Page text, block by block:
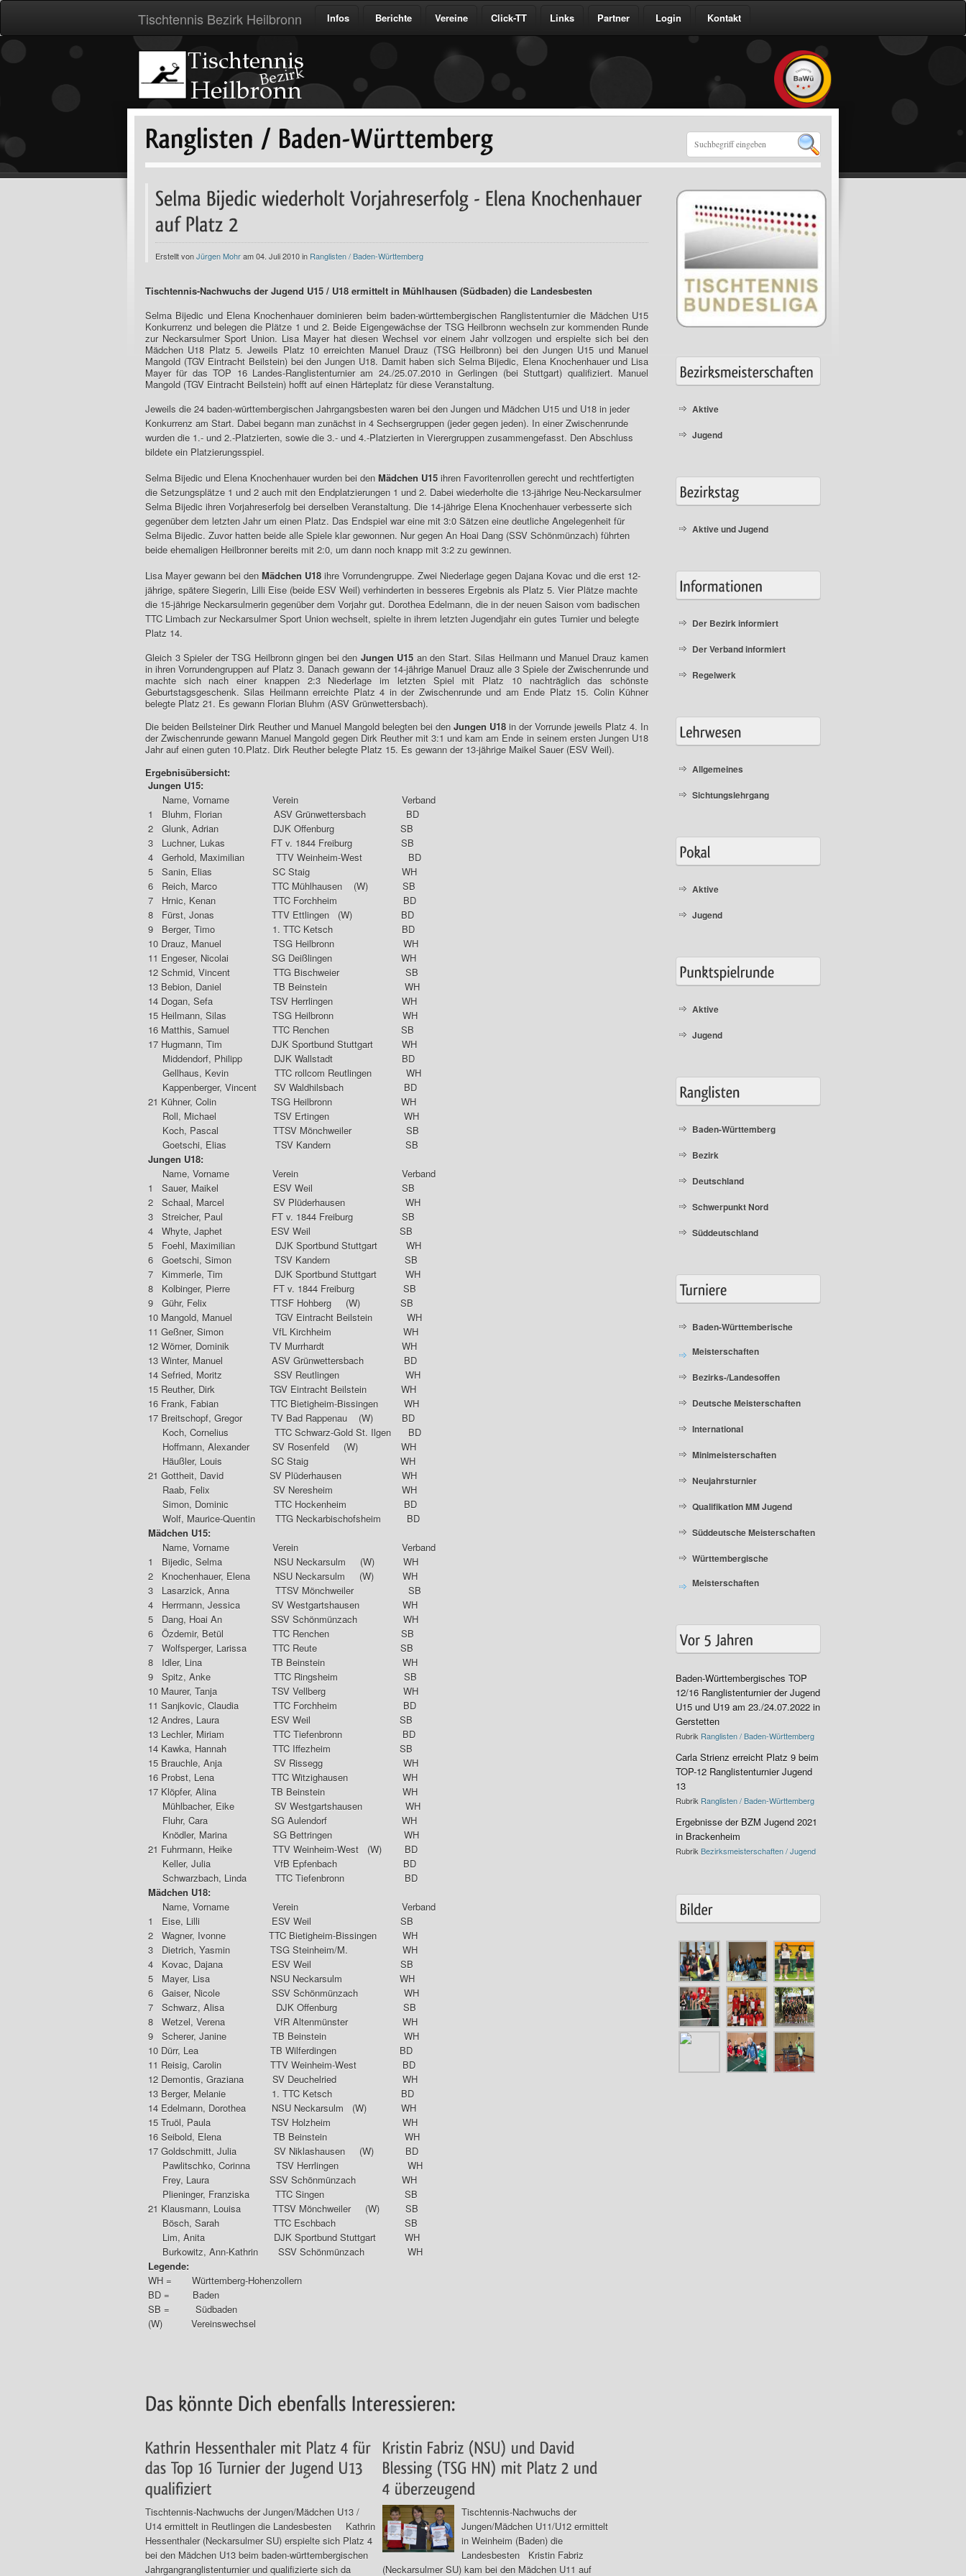
Tischtennis Bezirk Heilbronn Infos Berichte Vereine Click-TT Links Partner Login Kontakt
Erstellt vonJürgen Mohram 04. Juli 2010 in Ranglisten / Baden-Württemberg
Tischtennis-Nachwuchs der Jugend U15 / U18 ermittelt in Mühlhausen (Südbaden) die Landesbesten
Selma Bijedic und Elena Knochenhauer dominieren beim baden-württembergischen Ranglistenturnier die Mädchen U15
Konkurrenz und belegen die Plätze 1 und 2. Beide Eigengewächse der TSG Heilbronn wechseln zur kommenden Runde
zur Neckarsulmer Sport Union. Lisa Mayer hat diesen Wechsel vor einem Jahr vollzogen und erspielte sich bei den
Mädchen U18 Platz 5. Jeweils Platz 10 erreichten Manuel Drauz (TSG Heilbronn) bei den Jungen U15 und Manuel
Mangold (TGV Eintracht Beilstein) bei den Jungen U18. Damit haben sich Selma Bijedic, Elena Knochenhauer und Lisa
Mayer für das TOP 16 Landes-Ranglistenturnier am 24./25.07.2010 in Gerlingen (bei Stuttgart) qualifiziert. Manuel
Mangold (TGV Eintracht Beilstein) hofft auf einen Härteplatz für diese Veranstaltung.
Jeweils die 24 baden-württembergischen Jahrgangsbesten waren bei den Jungen und Mädchen U15 und U18 in jeder
Konkurrenz am Start. Dabei begann man zunächst in 4 Sechsergruppen (jeder gegen jeden). In einer Zwischenrunde
wurden die 1.- und 2.-Platzierten, sowie die 3.- und 4.-Platzierten in Vierergruppen zusammengefasst. Den Abschluss
bildete ein Platzierungsspiel.
Selma Bijedic und Elena Knochenhauer wurden bei den Mädchen U15 ihren Favoritenrollen gerecht und rechtfertigten
die Setzungsplätze 1 und 2 auch mit den Endplatzierungen 1 und 2. Dabei wiederholte die 13-jährige Neu-Neckarsulmer
Selma Bijedic ihren Vorjahreserfolg bei derselben Veranstaltung. Die 14-jährige Elena Knochenhauer verbesserte sich
gegenüber dem letzten Jahr um einen Platz. Das Endspiel war eine mit 3:0 Sätzen eine deutliche Angelegenheit für
Selma Bijedic. Zuvor hatten beide alle Spiele klar gewonnen. Nur gegen An Hoai Dang (SSV Schönmünzach) führten
beide ehemaligen Heilbronner bereits mit 2:0, um dann noch knapp mit 3:2 zu gewinnen.
Lisa Mayer gewann bei den Mädchen U18 ihre Vorrundengruppe. Zwei Niederlage gegen Dajana Kovac und die erst 12-
jährige, spätere Siegerin, Lilli Eise (beide ESV Weil) verhinderten in besseres Ergebnis als Platz 5. Vier Plätze machte
die 15-jährige Neckarsulmerin gegenüber dem Vorjahr gut. Dorothea Edelmann, die in der neuen Saison vom badischen
TTC Limbach zur Neckarsulmer Sport Union wechselt, spielte in ihrem letzten Jugendjahr ein gutes Turnier und belegte
Platz 14.
Gleich 3 Spieler der TSG Heilbronn gingen bei den Jungen U15 an den Start. Silas Heilmann und Manuel Drauz kamen
in ihren Vorrundengruppen auf Platz 3. Danach gewann der 14-jährige Manuel Drauz alle 3 Spiele der Zwischenrunde und
machte sich nach einer knappen 2:3 Niederlage im letzten Spiel mit Platz 10 nachträglich das schönste
Geburtstagsgeschenk. Silas Heilmann erreichte Platz 4 in der Zwischenrunde und am Ende Platz 15. Colin Kühner
belegte Platz 21. Es gewann Florian Bluhm (ASV Grünwettersbach).
Die beiden Beilsteiner Dirk Reuther und Manuel Mangold belegten bei den Jungen U18 in der Vorrunde jeweils Platz 4. In
der Zwischenrunde gewann Manuel Mangold gegen Dirk Reuther mit 3:1 und kam am Ende in seinem ersten Jungen U18
Jahr auf einen guten 10.Platz. Dirk Reuther belegte Platz 15. Es gewann der 13-jährige Maikel Sauer (ESV Weil).
Ergebnisübersicht:
Jungen U15:
Name, Vorname Verein Verband
1 Bluhm, Florian ASV Grünwettersbach BD
2 Glunk, Adrian DJK Offenburg SB
3 Luchner, Lukas FT v. 1844 Freiburg SB
4 Gerhold, Maximilian TTV Weinheim-West BD
5 Sanin, Elias SC Staig WH
6 Reich, Marco TTC Mühlhausen (W) SB
7 Hrnic, Kenan TTC Forchheim BD
8 Fürst, Jonas TTV Ettlingen (W) BD
9 Berger, Timo 1. TTC Ketsch BD
10 Drauz, Manuel TSG Heilbronn WH
11 Engeser, Nicolai SG Deißlingen WH
12 Schmid, Vincent TTG Bischweier SB
13 Bebion, Daniel TB Beinstein WH
14 Dogan, Sefa TSV Herrlingen WH
15 Heilmann, Silas TSG Heilbronn WH
16 Matthis, Samuel TTC Renchen SB
17 Hugmann, Tim DJK Sportbund Stuttgart WH
Middendorf, Philipp DJK Wallstadt BD
Gellhaus, Kevin TTC rollcom Reutlingen WH
Kappenberger, Vincent SV Waldhilsbach BD
21 Kühner, Colin TSG Heilbronn WH
Roll, Michael TSV Ertingen WH
Koch, Pascal TTSV Mönchweiler SB
Goetschi, Elias TSV Kandern SB
Jungen U18:
Name, Vorname Verein Verband
1 Sauer, Maikel ESV Weil SB
2 Schaal, Marcel SV Plüderhausen WH
3 Streicher, Paul FT v. 1844 Freiburg SB
4 Whyte, Japhet ESV Weil SB
5 Foehl, Maximilian DJK Sportbund Stuttgart WH
6 Goetschi, Simon TSV Kandern SB
7 Kimmerle, Tim DJK Sportbund Stuttgart WH
8 Kolbinger, Pierre FT v. 1844 Freiburg SB
9 Gühr, Felix TTSF Hohberg (W) SB
10 Mangold, Manuel TGV Eintracht Beilstein WH
11 Geßner, Simon VfL Kirchheim WH
12 Wörner, Dominik TV Murrhardt WH
13 Winter, Manuel ASV Grünwettersbach BD
14 Sefried, Moritz SSV Reutlingen WH
15 Reuther, Dirk TGV Eintracht Beilstein WH
16 Frank, Fabian TTC Bietigheim-Bissingen WH
17 Breitschopf, Gregor TV Bad Rappenau (W) BD
Koch, Cornelius TTC Schwarz-Gold St. Ilgen BD
Hoffmann, Alexander SV Rosenfeld (W) WH
Häußler, Louis SC Staig WH
21 Gottheit, David SV Plüderhausen WH
Raab, Felix SV Neresheim WH
Simon, Dominic TTC Hockenheim BD
Wolf, Maurice-Quentin TTG Neckarbischofsheim BD
Mädchen U15:
Name, Vorname Verein Verband
1 Bijedic, Selma NSU Neckarsulm (W) WH
2 Knochenhauer, Elena NSU Neckarsulm (W) WH
3 Lasarzick, Anna TTSV Mönchweiler SB
4 Herrmann, Jessica SV Westgartshausen WH
5 Dang, Hoai An SSV Schönmünzach WH
6 Özdemir, Betül TTC Renchen SB
7 Wolfsperger, Larissa TTC Reute SB
8 Idler, Lina TB Beinstein WH
9 Spitz, Anke TTC Ringsheim SB
10 Maurer, Tanja TSV Vellberg WH
11 Sanjkovic, Claudia TTC Forchheim BD
12 Andres, Laura ESV Weil SB
13 Lechler, Miriam TTC Tiefenbronn BD
14 Kawka, Hannah TTC Iffezheim SB
15 Brauchle, Anja SV Rissegg WH
16 Probst, Lena TTC Witzighausen WH
17 Klöpfer, Alina TB Beinstein WH
Mühlbacher, Eike SV Westgartshausen WH
Fluhr, Cara SG Aulendorf WH
Knödler, Marina SG Bettringen WH
21 Fuhrmann, Heike TTV Weinheim-West (W) BD
Keller, Julia VfB Epfenbach BD
Schwarzbach, Linda TTC Tiefenbronn BD
Mädchen U18:
Name, Vorname Verein Verband
1 Eise, Lilli ESV Weil SB
2 Wagner, Ivonne TTC Bietigheim-Bissingen WH
3 Dietrich, Yasmin TSG Steinheim/M. WH
4 Kovac, Dajana ESV Weil SB
5 Mayer, Lisa NSU Neckarsulm WH
6 Gaiser, Nicole SSV Schönmünzach WH
7 Schwarz, Alisa DJK Offenburg SB
8 Wetzel, Verena VfR Altenmünster WH
9 Scherer, Janine TB Beinstein WH
10 Dürr, Lea TB Wilferdingen BD
11 Reisig, Carolin TTV Weinheim-West BD
12 Demontis, Graziana SV Deuchelried WH
13 Berger, Melanie 1. TTC Ketsch BD
14 Edelmann, Dorothea NSU Neckarsulm (W) WH
15 Truöl, Paula TSV Holzheim WH
16 Seibold, Elena TB Beinstein WH
17 Goldschmitt, Julia SV Niklashausen (W) BD
Pawlitschko, Corinna TSV Herrlingen WH
Frey, Laura SSV Schönmünzach WH
Plieninger, Franziska TTC Singen SB
21 Klausmann, Louisa TTSV Mönchweiler (W) SB
Bösch, Sarah TTC Eschbach SB
Lim, Anita DJK Sportbund Stuttgart WH
Burkowitz, Ann-Kathrin SSV Schönmünzach WH
Legende:
WH = Württemberg-Hohenzollern
BD = Baden
SB = Südbaden
(W) Vereinswechsel
Tischtennis-Nachwuchs der Jungen/Mädchen U13 /
U14 ermittelt in Reutlingen die Landesbesten Kathrin
Hessenthaler (Neckarsulmer SU) erspielte sich Platz 4
bei den Mädchen U13 beim baden-württembergischen
Jahrgangranglistenturnier und qualifizierte sich da
Tischtennis-Nachwuchs der
Jungen/Mädchen U11/U12 ermittelt
in Weinheim (Baden) die
Landesbesten Kristin Fabriz
(Neckarsulmer SU) kam bei den Mädchen U11 auf
Aktive
Jugend
Aktive und Jugend
Der Bezirk informiert
Der Verband informiert
Regelwerk
Allgemeines
Sichtungslehrgang
Aktive
Jugend
Aktive
Jugend
Baden-Württemberg
Bezirk
Deutschland
Schwerpunkt Nord
Süddeutschland
Baden-Württemberische
Meisterschaften
Bezirks-/Landesoffen
Deutsche Meisterschaften
International
Minimeisterschaften
Neujahrsturnier
Qualifikation MM Jugend
Süddeutsche Meisterschaften
Württembergische
Meisterschaften
Baden-Württembergisches TOP
12/16 Ranglistenturnier der Jugend
U15 und U19 am 23./24.07.2022 in
Gerstetten
Rubrik Ranglisten / Baden-Württemberg
Carla Strienz erreicht Platz 9 beim
TOP-12 Ranglistenturnier Jugend
13
Rubrik Ranglisten / Baden-Württemberg
Ergebnisse der BZM Jugend 2021
in Brackenheim
Rubrik Bezirksmeisterschaften / Jugend